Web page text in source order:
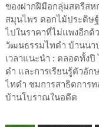
ของฝากฝีมือกลุ่มสตรีส
สมุนไพร ดอกไม้ประดิษ
ไปในราคาที่ไม่แพงอีกด้
วัฒนธรรมไทดำ บ้านนา
เวลาแนะนำ : ตลอดทั้ง
ดำ และการเรียนรู้ตัวอั
ไทดำ ชมการสาธิตการ
บ้านโบราณในอดีต